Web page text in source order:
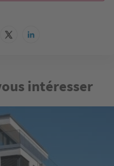
intéresser